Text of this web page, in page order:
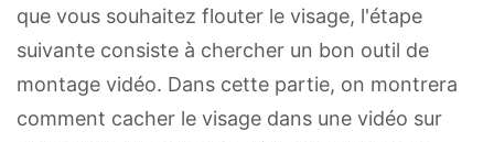
que vous souhaitez flouter le visage, l'étape
suivante consiste à chercher un bon outil de
montage vidéo. Dans cette partie, on montrera
comment cacher le visage dans une vidéo sur